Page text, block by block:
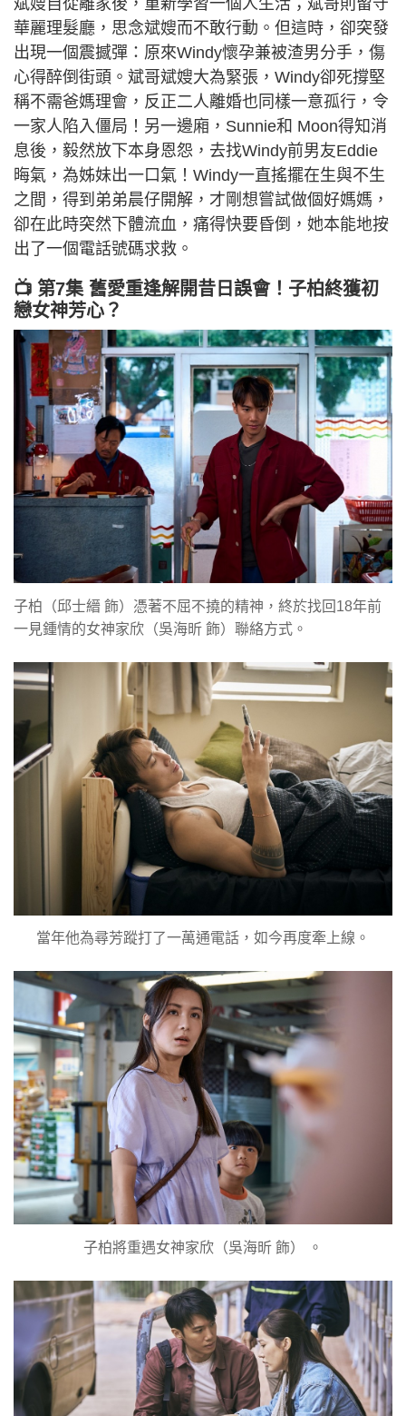
斌嫂自從離家後，重新學習一個人生活；斌哥則留守
華麗理髮廳，思念斌嫂而不敢行動。但這時，卻突發
出現一個震撼彈：原來Windy懷孕兼被渣男分手，傷
心得醉倒街頭。斌哥斌嫂大為緊張，Windy卻死撐堅
稱不需爸媽理會，反正二人離婚也同樣一意孤行，令
一家人陷入僵局！另一邊廂，Sunnie和 Moon得知消
息後，毅然放下本身恩怨，去找Windy前男友Eddie
晦氣，為姊妹出一口氣！Windy一直搖擺在生與不生
之間，得到弟弟晨仔開解，才剛想嘗試做個好媽媽，
卻在此時突然下體流血，痛得快要昏倒，她本能地按
出了一個電話號碼求救。
📺 第7集 舊愛重逢解開昔日誤會！子柏終獲初
戀女神芳心？
子柏（邱士縉 飾）憑著不屈不撓的精神，終於找回18年前
一見鍾情的女神家欣（吳海昕 飾）聯絡方式。
當年他為尋芳蹤打了一萬通電話，如今再度牽上線。
子柏將重遇女神家欣（吳海昕 飾） 。